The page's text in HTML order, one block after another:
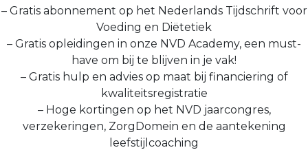
– Gratis abonnement op het Nederlands Tijdschrift voor
Voeding en Diëtetiek
– Gratis opleidingen in onze NVD Academy, een must-
have om bij te blijven in je vak!
– Gratis hulp en advies op maat bij financiering of
kwaliteitsregistratie
– Hoge kortingen op het NVD jaarcongres,
verzekeringen, ZorgDomein en de aantekening
leefstijlcoaching